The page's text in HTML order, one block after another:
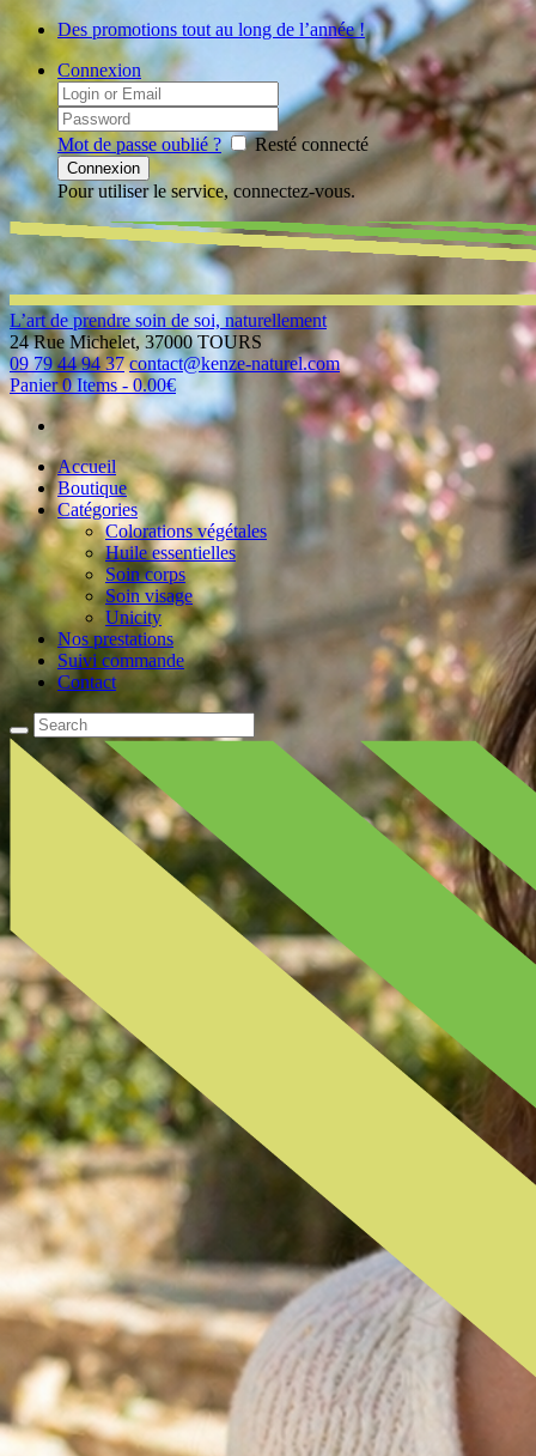
Des promotions tout au long de l’année !
Connexion
Mot de passe oublié ? Resté connecté
Pour utiliser le service, connectez-vous.
L’art de prendre soin de soi, naturellement
24 Rue Michelet, 37000 TOURS
09 79 44 94 37 contact@kenze-naturel.com
Panier 0 Items - 0.00€
Accueil
Boutique
Catégories
Colorations végétales
Huile essentielles
Soin corps
Soin visage
Unicity
Nos prestations
Suivi commande
Contact